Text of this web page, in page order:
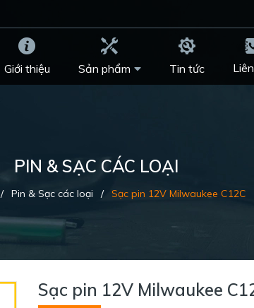
Giới thiệu Sản phẩm Tin tức
PIN & SẠC CÁC LOẠI
/ Pin & Sạc các loại / Sạc pin 12V Milwaukee C12C
Sạc pin 12V Milwaukee